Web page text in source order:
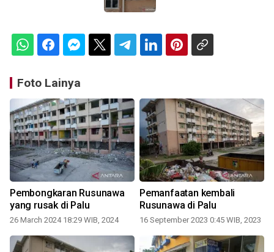
Foto Lainya
Pembongkaran Rusunawa
yang rusak di Palu
26 March 2024 18:29 WIB, 2024
Pemanfaatan kembali
Rusunawa di Palu
16 September 2023 0:45 WIB, 2023